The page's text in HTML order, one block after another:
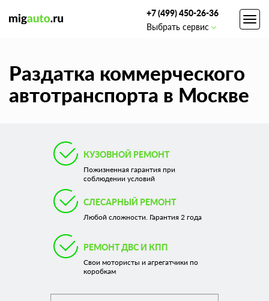
+7 (499) 450-26-36
Выбрать сервис
Раздатка коммерческого
автотранспорта в Москве
КУЗОВНОЙ РЕМОНТ
Пожизненная гарантия при
соблюдении условий
СЛЕСАРНЫЙ РЕМОНТ
Любой сложности. Гарантия 2 года
РЕМОНТ ДВС И КПП
Свои мотористы и агрегатчики по
коробкам